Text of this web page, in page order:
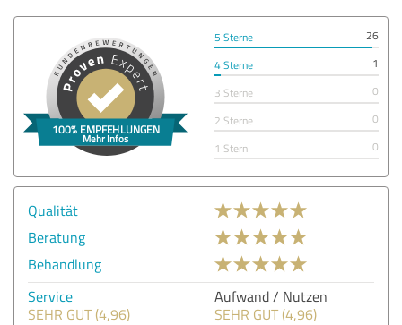
5 Sterne
26
4 Sterne
1
3 Sterne
0
2 Sterne
0
1 Stern
0
Qualität
Beratung
Behandlung
Service
SEHR GUT (4,96)
Aufwand / Nutzen
SEHR GUT (4,96)